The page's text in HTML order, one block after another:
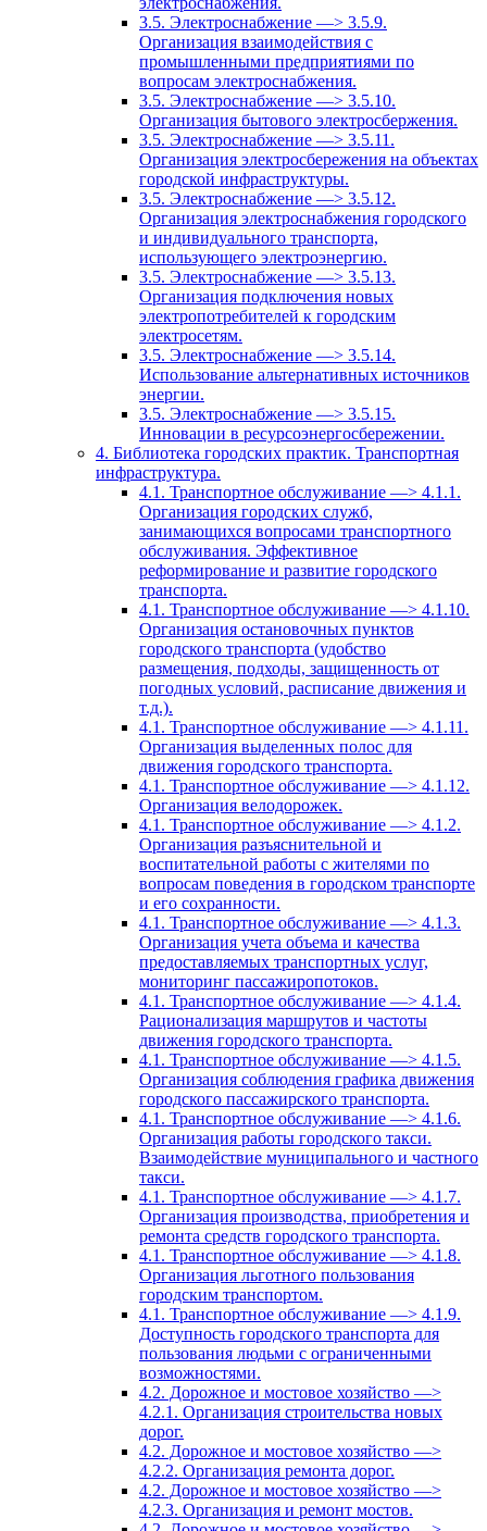
3.5. Электроснабжение —> 3.5.9.
Организация взаимодействия с
промышленными предприятиями по
вопросам электроснабжения.
3.5. Электроснабжение —> 3.5.10.
Организация бытового электросбержения.
3.5. Электроснабжение —> 3.5.11.
Организация электросбережения на объектах
городской инфраструктуры.
3.5. Электроснабжение —> 3.5.12.
Организация электроснабжения городского
и индивидуального транспорта,
использующего электроэнергию.
3.5. Электроснабжение —> 3.5.13.
Организация подключения новых
электропотребителей к городским
электросетям.
3.5. Электроснабжение —> 3.5.14.
Использование альтернативных источников
энергии.
3.5. Электроснабжение —> 3.5.15.
Инновации в ресурсоэнергосбережении.
4. Библиотека городских практик. Транспортная
инфраструктура.
4.1. Транспортное обслуживание —> 4.1.1.
Организация городских служб,
занимающихся вопросами транспортного
обслуживания. Эффективное
реформирование и развитие городского
транспорта.
4.1. Транспортное обслуживание —> 4.1.10.
Организация остановочных пунктов
городского транспорта (удобство
размещения, подходы, защищенность от
погодных условий, расписание движения и
т.д.).
4.1. Транспортное обслуживание —> 4.1.11.
Организация выделенных полос для
движения городского транспорта.
4.1. Транспортное обслуживание —> 4.1.12.
Организация велодорожек.
4.1. Транспортное обслуживание —> 4.1.2.
Организация разъяснительной и
воспитательной работы с жителями по
вопросам поведения в городском транспорте
и его сохранности.
4.1. Транспортное обслуживание —> 4.1.3.
Организация учета объема и качества
предоставляемых транспортных услуг,
мониторинг пассажиропотоков.
4.1. Транспортное обслуживание —> 4.1.4.
Рационализация маршрутов и частоты
движения городского транспорта.
4.1. Транспортное обслуживание —> 4.1.5.
Организация соблюдения графика движения
городского пассажирского транспорта.
4.1. Транспортное обслуживание —> 4.1.6.
Организация работы городского такси.
Взаимодействие муниципального и частного
такси.
4.1. Транспортное обслуживание —> 4.1.7.
Организация производства, приобретения и
ремонта средств городского транспорта.
4.1. Транспортное обслуживание —> 4.1.8.
Организация льготного пользования
городским транспортом.
4.1. Транспортное обслуживание —> 4.1.9.
Доступность городского транспорта для
пользования людьми с ограниченными
возможностями.
4.2. Дорожное и мостовое хозяйство —>
4.2.1. Организация строительства новых
дорог.
4.2. Дорожное и мостовое хозяйство —>
4.2.2. Организация ремонта дорог.
4.2. Дорожное и мостовое хозяйство —>
4.2.3. Организация и ремонт мостов.